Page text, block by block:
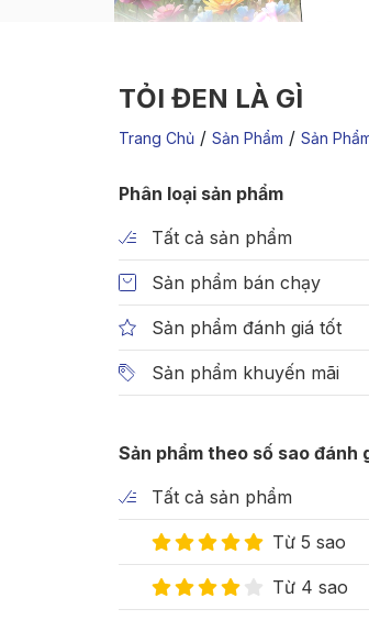
TỎI ĐEN LÀ GÌ
Trang Chủ / Sản Phẩm / Sản
Phân loại sản phẩm
Tất cả sản phẩm
Sản phẩm bán chạy
Sản phẩm đánh giá tốt
Sản phẩm khuyến mãi
Sản phẩm theo số sao đánh
Tất cả sản phẩm
Từ 5 sao
Từ 4 sao